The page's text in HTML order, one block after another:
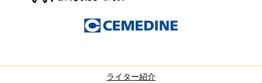
ライター紹介